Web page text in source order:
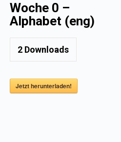
Woche 0 –
Alphabet (eng)
2 Downloads
Jetzt herunterladen!